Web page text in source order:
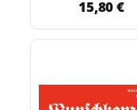
15,80 €